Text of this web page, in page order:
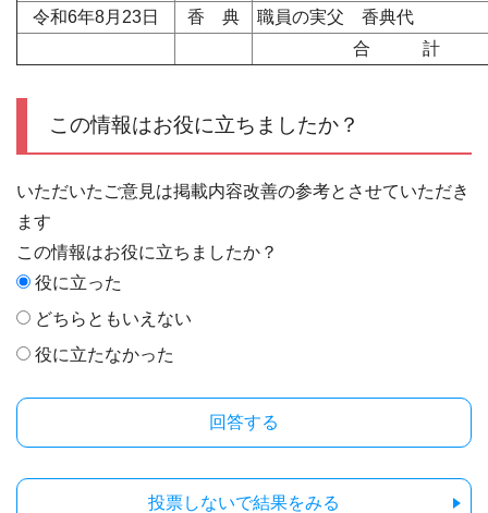
令和6年8月23日
香 典
職員の実父 香典代
合 計
この情報はお役に立ちましたか？
いただいたご意見は掲載内容改善の参考とさせていただき
ます
この情報はお役に立ちましたか？
役に立った
どちらともいえない
役に立たなかった
投票しないで結果をみる